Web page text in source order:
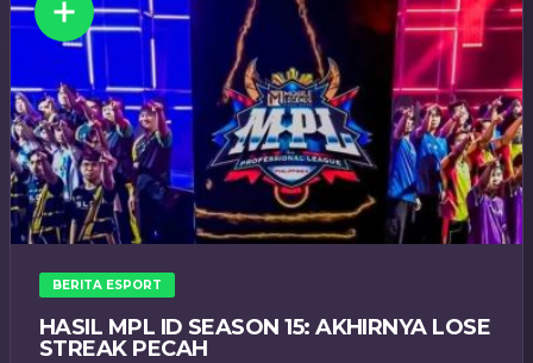
BERITA ESPORT
HASIL MPL ID SEASON 15: AKHIRNYA LOSE
STREAK PECAH